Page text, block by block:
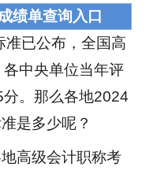
绩单查询入口
准已公布，全国高
中央单位当年评
。那么各地2024
是多少呢？
高级会计职称考